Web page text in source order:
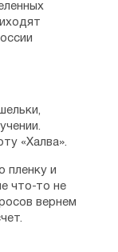
«Халва».
пленку и
что-то не
вернем